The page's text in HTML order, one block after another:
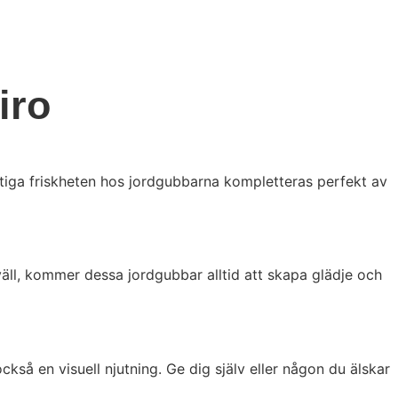
friskheten hos jordgubbarna kompletteras perfekt av
kommer dessa jordgubbar alltid att skapa glädje och
en visuell njutning. Ge dig själv eller någon du älskar